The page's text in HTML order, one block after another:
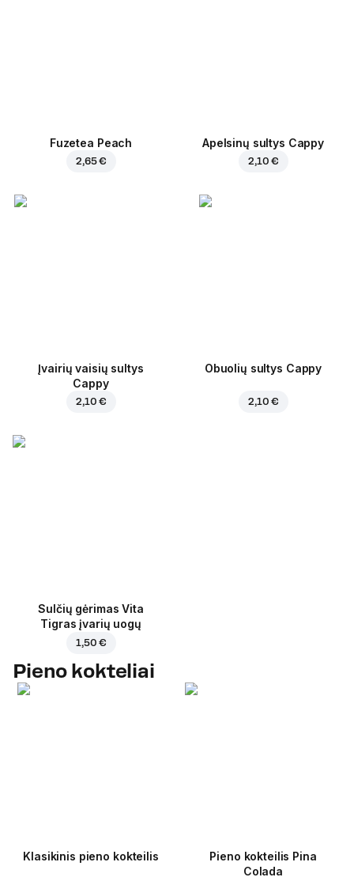
Fuzetea Peach
2,65 €
Apelsinų sultys Cappy
2,10 €
Įvairių vaisių sultys
Cappy
2,10 €
Obuolių sultys Cappy
2,10 €
Sulčių gėrimas Vita
Tigras įvarių uogų
1,50 €
Pieno kokteliai
Klasikinis pieno kokteilis
Pieno kokteilis Pina
Colada